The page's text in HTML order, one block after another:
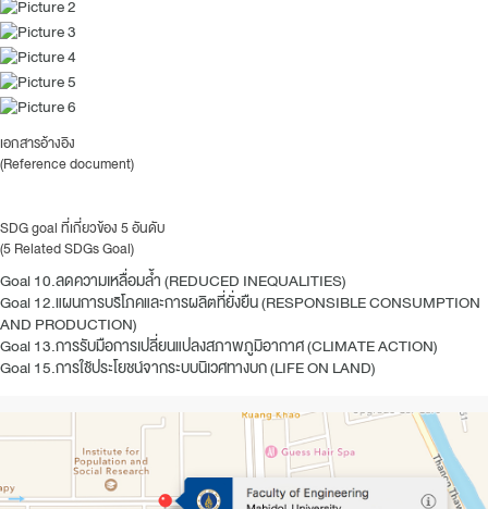
เอกสารอ้างอิง
(Reference document)
SDG goal ที่เกี่ยวข้อง 5 อันดับ
(5 Related SDGs Goal)
Goal 10.ลดความเหลื่อมล้ำ (REDUCED INEQUALITIES)
Goal 12.แผนการบริโภคและการผลิตที่ยั่งยืน (RESPONSIBLE CONSUMPTION
AND PRODUCTION)
Goal 13.การรับมือการเปลี่ยนแปลงสภาพภูมิอากาศ (CLIMATE ACTION)
Goal 15.การใช้ประโยชน์จากระบบนิเวศทางบก (LIFE ON LAND)